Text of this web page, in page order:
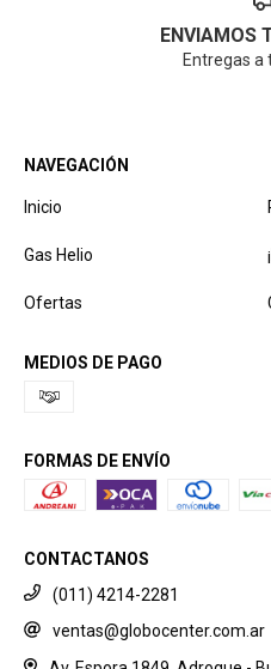
ENVIAMOS
Entregas a
NAVEGACIÓN
Inicio
Gas Helio
Ofertas
MEDIOS DE PAGO
FORMAS DE ENVÍO
CONTACTANOS
(011) 4214-2281
ventas@globocenter.com.ar